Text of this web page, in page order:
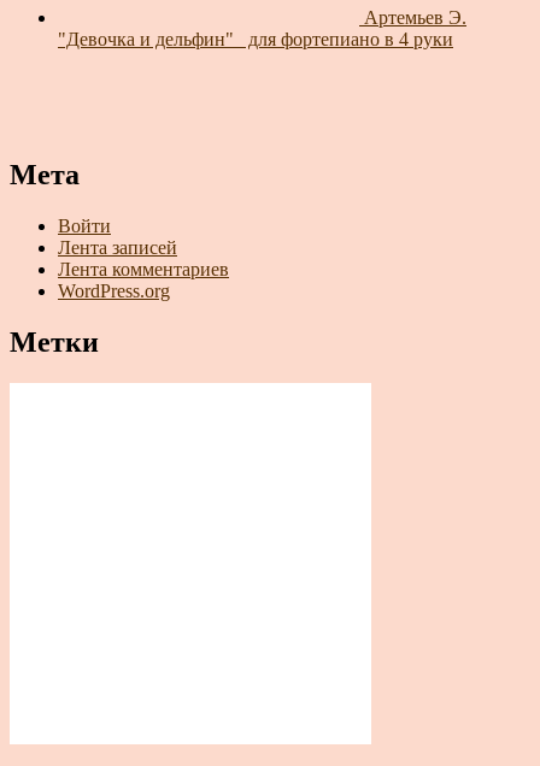
Артемьев Э.
"Девочка и дельфин"_ для фортепиано в 4 руки
Мета
Войти
Лента записей
Лента комментариев
WordPress.org
Метки